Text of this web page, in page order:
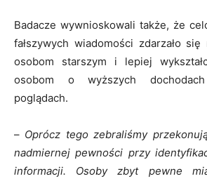
Badacze wywnioskowali także, że
fałszywych wiadomości zdarzało
osobom starszym i lepiej
osobom o wyższych
poglądach.
– Oprócz tego zebraliśmy
nadmiernej pewności przy
informacji. Osoby zbyt pewne